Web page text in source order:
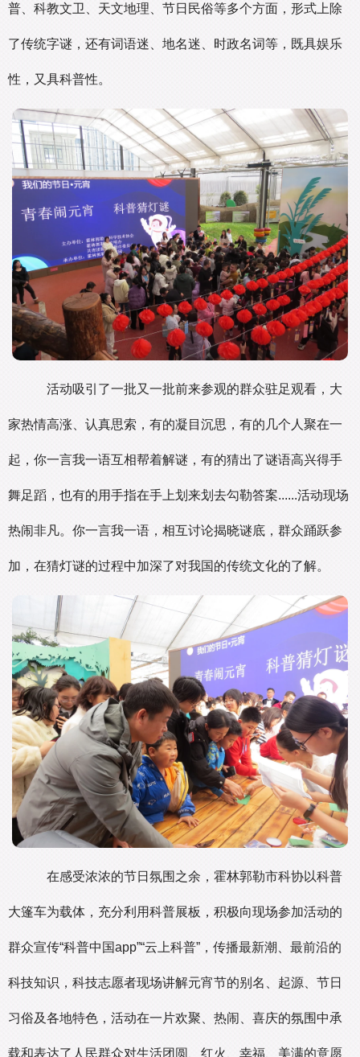
普、科教文卫、天文地理、节日民俗等多个方面，形式上除
了传统字谜，还有词语迷、地名迷、时政名词等，既具娱乐
性，又具科普性。
活动吸引了一批又一批前来参观的群众驻足观看，大
家热情高涨、认真思索，有的凝目沉思，有的几个人聚在一
起，你一言我一语互相帮着解谜，有的猜出了谜语高兴得手
舞足蹈，也有的用手指在手上划来划去勾勒答案......活动现场
热闹非凡。你一言我一语，相互讨论揭晓谜底，群众踊跃参
加，在猜灯谜的过程中加深了对我国的传统文化的了解。
在感受浓浓的节日氛围之余，霍林郭勒市科协以科普
大篷车为载体，充分利用科普展板，积极向现场参加活动的
群众宣传“科普中国app”“云上科普”，传播最新潮、最前沿的
科技知识，科技志愿者现场讲解元宵节的别名、起源、节日
习俗及各地特色，活动在一片欢聚、热闹、喜庆的氛围中承
载和表达了人民群众对生活团圆、红火、幸福、美满的意愿